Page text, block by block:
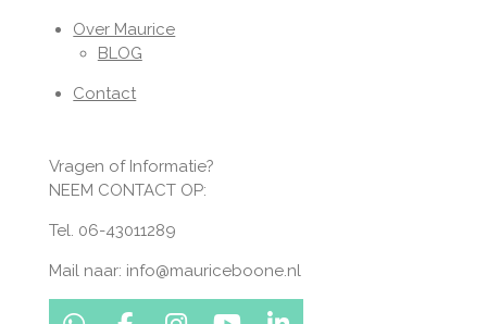
Over Maurice
BLOG
Contact
Vragen of Informatie?
NEEM CONTACT OP:
Tel. 06-43011289
Mail naar: info@mauriceboone.nl